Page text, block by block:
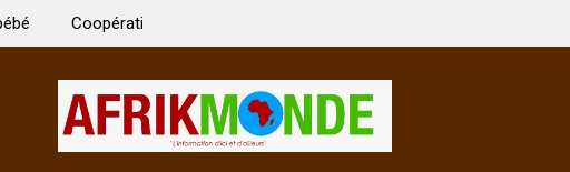
Singh à
de
Côte d’Ivoire, l’opérateur culturel Soldat Jahboy se
prononce